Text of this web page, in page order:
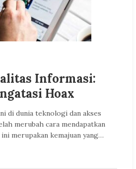
Informasi:
Hoax
di dunia teknologi dan akses
merubah cara mendapatkan
merupakan kemajuan yang…